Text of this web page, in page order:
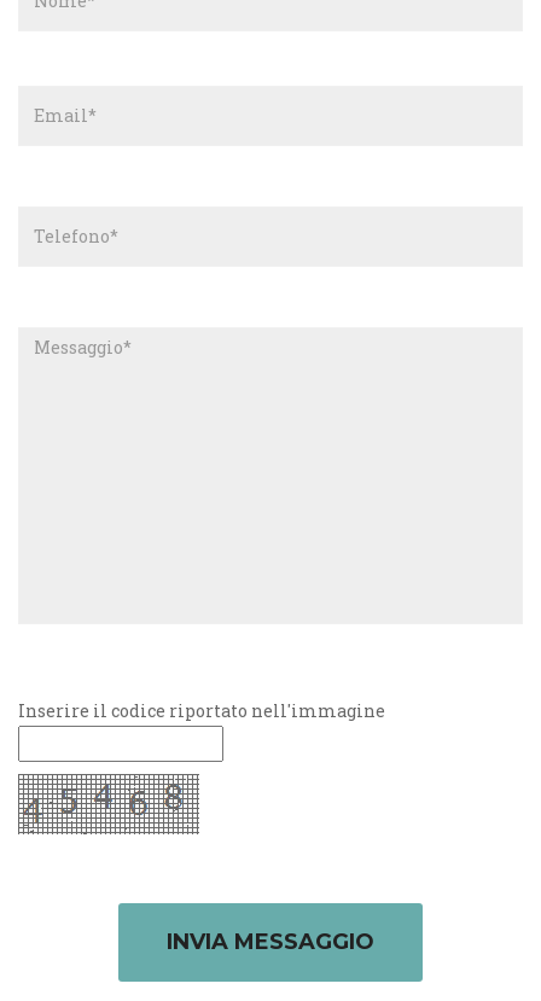
Inserire il codice riportato nell'immagine
INVIA MESSAGGIO